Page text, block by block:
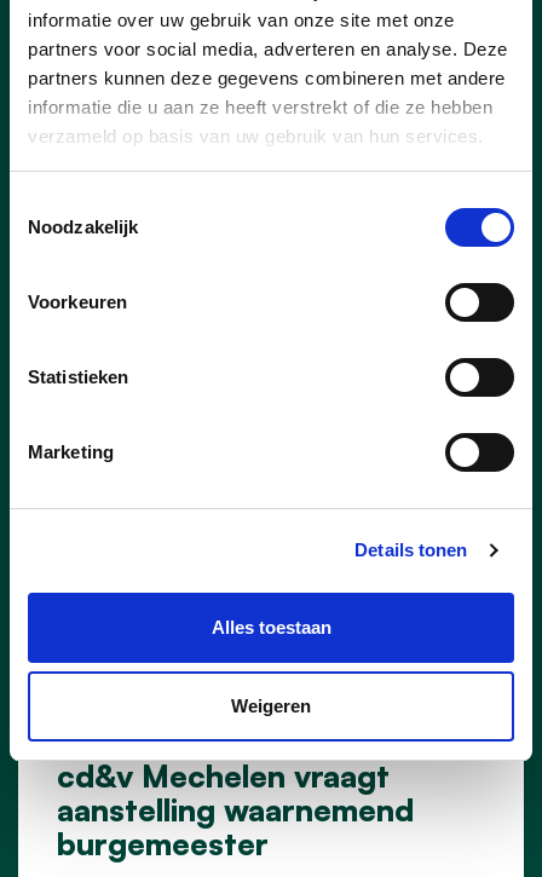
informatie over uw gebruik van onze site met onze
partners voor social media, adverteren en analyse. Deze
partners kunnen deze gegevens combineren met andere
informatie die u aan ze heeft verstrekt of die ze hebben
verzameld op basis van uw gebruik van hun services.
Noodzakelijk
Voorkeuren
Statistieken
Marketing
Details tonen
Alles toestaan
Weigeren
De Oranje Zetduivel
05/07/26
Ik kijk op de klok en zie: het is 5 voor
twaalf.
cd&v Mechelen vraagt
aanstelling waarnemend
burgemeester